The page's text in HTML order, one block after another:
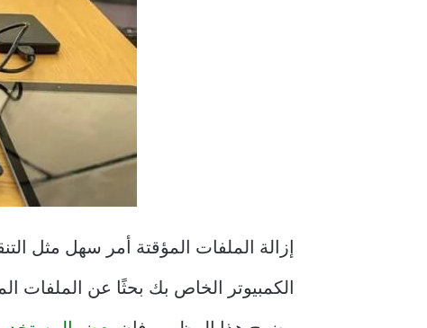
إزالة الملفات المؤقتة أمر سهل مثل
الكمبيوتر الخاص بك بحثًا عن الملفات